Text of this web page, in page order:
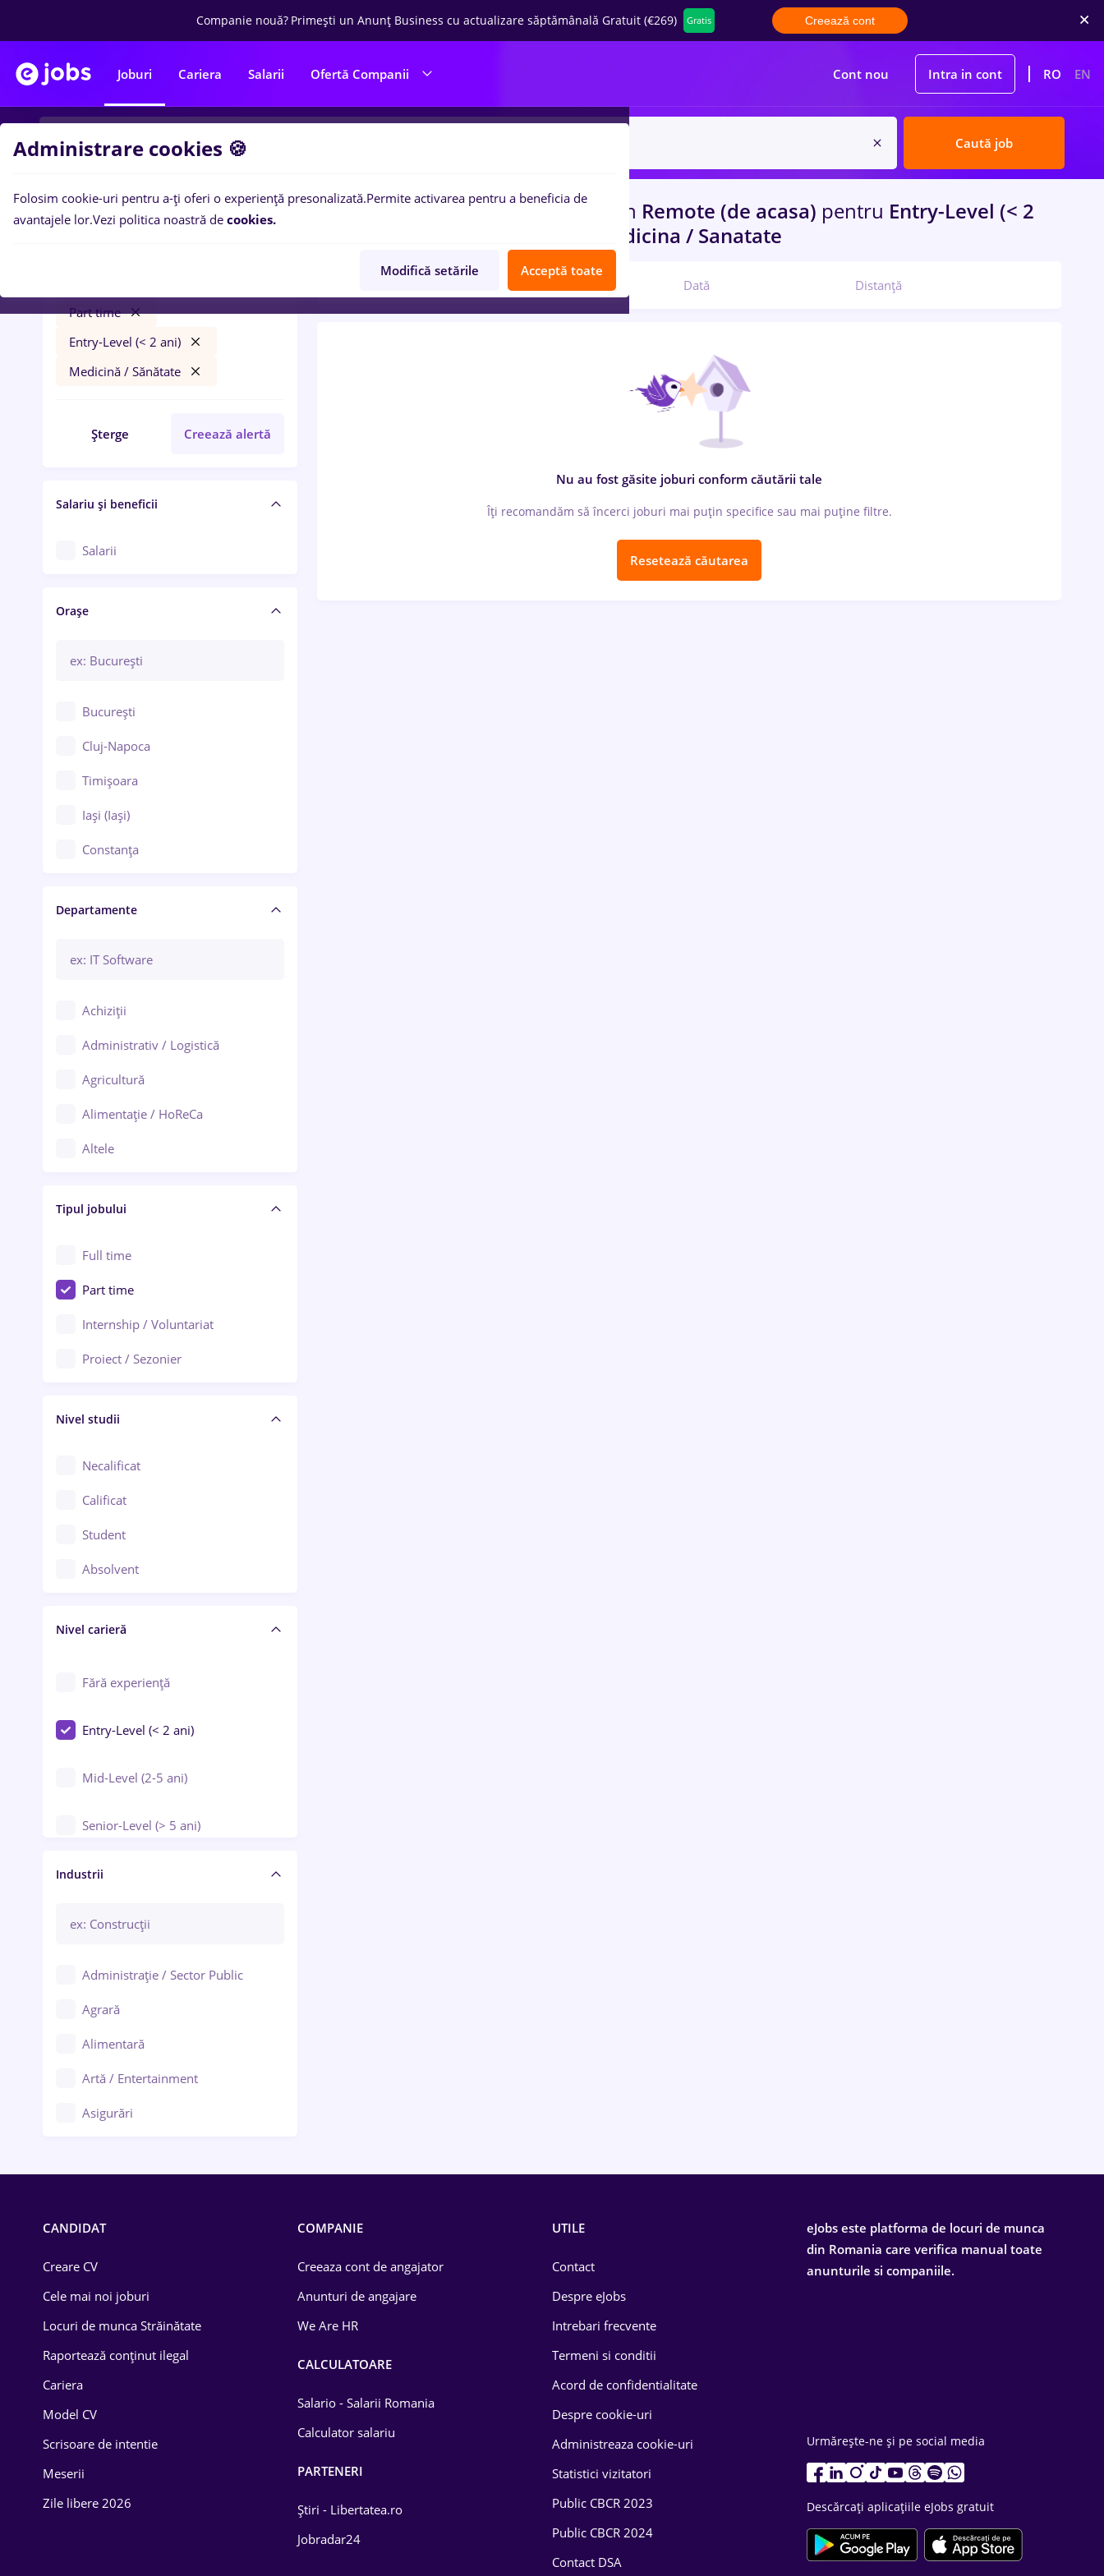
Companie nouă? Primești un Anunț Business cu actualizare săptămânală Gratuit (€269) Gratis Creează cont
Joburi Cariera Salarii Ofertă Companii Cont nou Intra in cont RO EN
Caută job
Filtre
Part time
Entry-Level (< 2 ani)
Medicină / Sănătate
Șterge Creează alertă
Salariu și beneficii
Salarii
Orașe
București
Cluj-Napoca
Timișoara
Iași (Iași)
Constanța
Brașov
Bacău
Galați (Galați)
Ploiești
Arad
Baia Mare
Bârlad
Bistrița (Bistrița-Năsăud)
Departamente
Achiziții
Administrativ / Logistică
Agricultură
Alimentație / HoReCa
Altele
Asigurări
Au pair / Babysitter / Curățenie
Audit / Consultanță
Auto / Echipamente
Automatizări
Cercetare - dezvoltare
Chimie / Biochimie
Confecții / Design vestimentar
Construcții / Instalații
Controlul calității
Educație / Training / Arte
Tipul jobului
Full time
Part time
Internship / Voluntariat
Proiect / Sezonier
Nivel studii
Necalificat
Calificat
Student
Absolvent
Nivel carieră
Fără experiență
Entry-Level (< 2 ani)
Mid-Level (2-5 ani)
Senior-Level (> 5 ani)
Manager / Executiv
Industrii
Administrație / Sector Public
Agrară
Alimentară
Artă / Entertainment
Asigurări
Drept
Educație / Training
Energetică
Farma
0locuri de muncadm, Part time in Remote (de acasa) pentru Entry-Level (< 2
Constructii / Instalatii, Medicina / Sanatate
Relevanță Dată Distanță
Nu au fost găsite joburi conform căutării tale
Îți recomandăm să încerci joburi mai puțin specifice sau mai puține filtre.
Resetează căutarea
CANDIDAT
Creare CV
Cele mai noi joburi
Locuri de munca Străinătate
Raportează conținut ilegal
Cariera
Model CV
Scrisoare de intentie
Meserii
Zile libere 2026
COMPANIE
Creeaza cont de angajator
Anunturi de angajare
We Are HR
CALCULATOARE
Salario - Salarii Romania
Calculator salariu
PARTENERI
Știri - Libertatea.ro
Jobradar24
UTILE
Contact
Despre eJobs
Intrebari frecvente
Termeni si conditii
Acord de confidentialitate
Despre cookie-uri
Administreaza cookie-uri
Statistici vizitatori
Public CBCR 2023
Public CBCR 2024
Contact DSA
eJobs este platforma de locuri de munca
din Romania care verifica manual toate
anunturile si companiile.
Urmărește-ne și pe social media
Descărcați aplicațiile eJobs gratuit
Administrare cookies 🍪
Folosim cookie-uri pentru a-ți oferi o experiență presonalizată.Permite activarea pentru a beneficia de
avantajele lor.Vezi politica noastră de cookies.
Modifică setările Acceptă toate